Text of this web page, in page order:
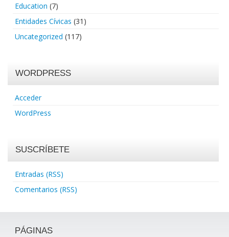
Education (7)
Entidades Cívicas (31)
Uncategorized (117)
WORDPRESS
Acceder
WordPress
SUSCRÍBETE
Entradas (RSS)
Comentarios (RSS)
PÁGINAS